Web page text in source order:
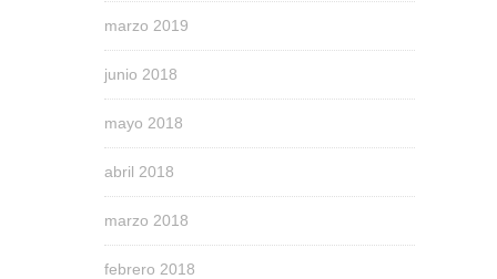
marzo 2019
junio 2018
mayo 2018
abril 2018
marzo 2018
febrero 2018